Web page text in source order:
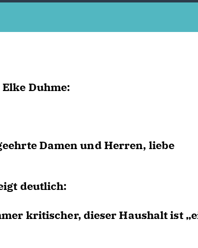
Duhme:
Damen und Herren, liebe
deutlich:
kritischer, dieser Haushalt ist